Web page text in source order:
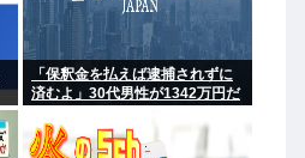
「保釈金を払えば逮捕されずに
済むよ」30代男性が1342万円だ